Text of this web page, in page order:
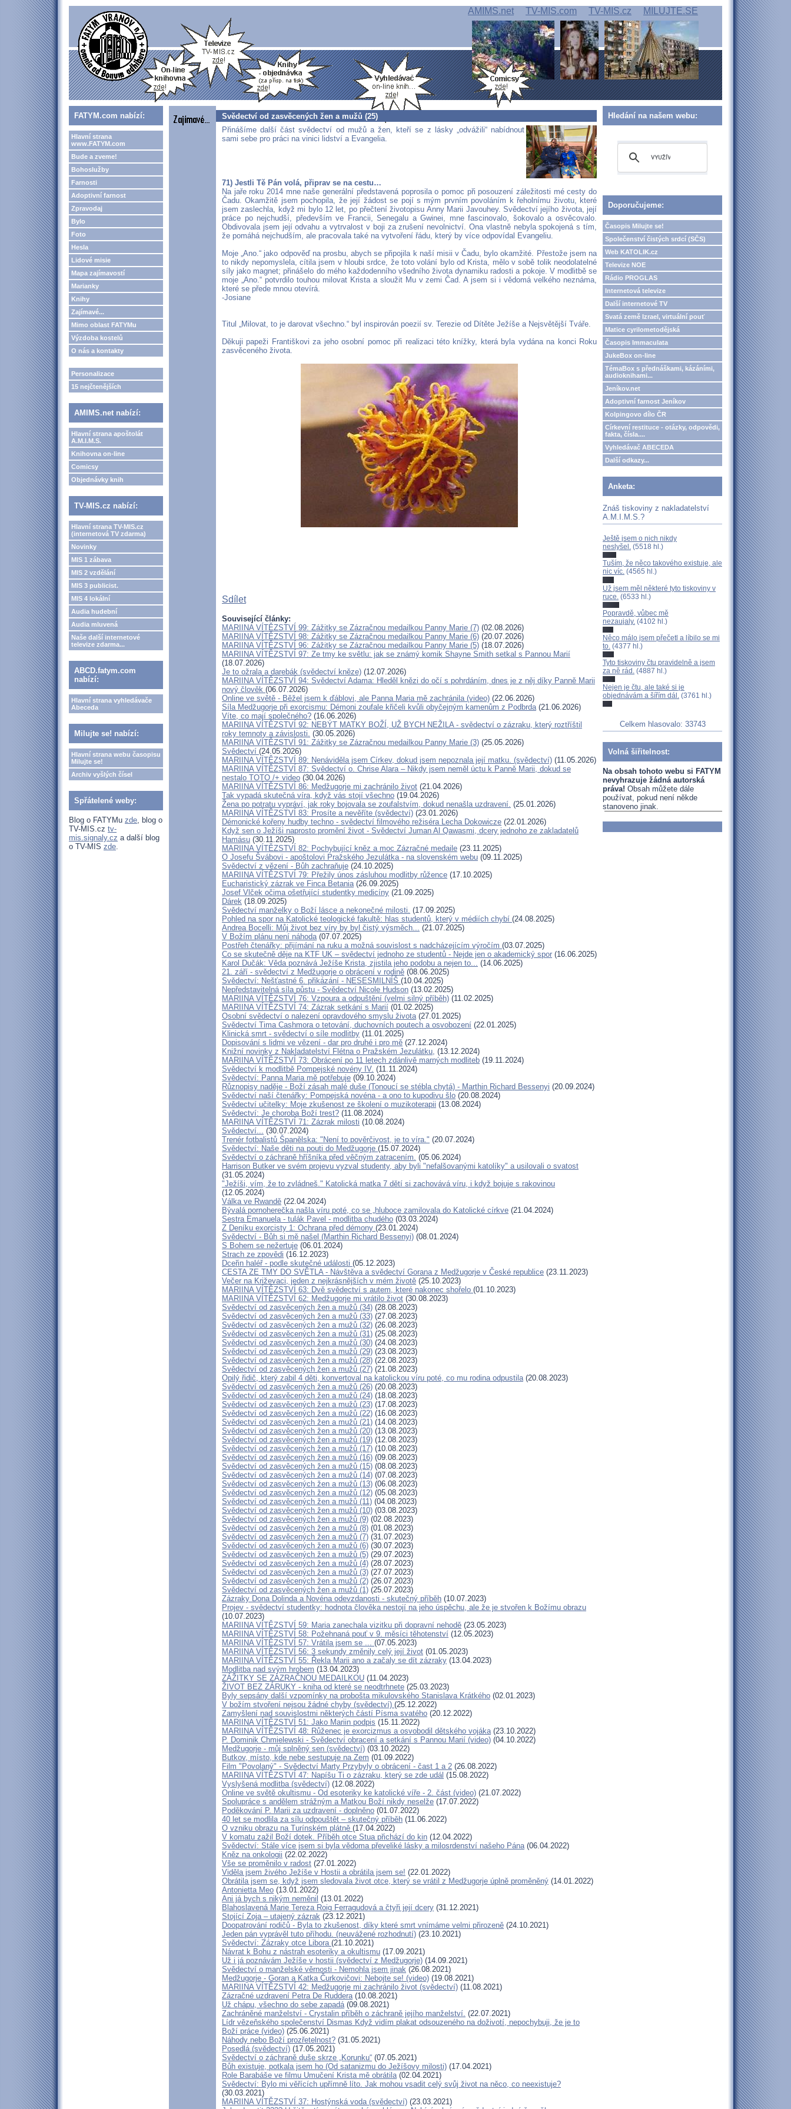
AMIMS.net TV-MIS.com TV-MIS.cz MILUJTE.SE
FATYM.com nabízí:
Hlavní strana
www.FATYM.com
Bude a zveme!
Bohoslužby
Farnosti
Adoptivní farnost
Zpravodaj
Bylo
Foto
Hesla
Lidové misie
Mapa zajímavostí
Marianky
Knihy
Zajímavé...
Mimo oblast FATYMu
Výzdoba kostelů
O nás a kontakty
Personalizace
15 nejčtenějších
AMIMS.net nabízí:
Hlavní strana apoštolát
A.M.I.M.S.
Knihovna on-line
Comicsy
Objednávky knih
TV-MIS.cz nabízí:
Hlavní strana TV-MIS.cz
(internetová TV zdarma)
Novinky
MIS 1 zábava
MIS 2 vzdělání
MIS 3 publicist.
MIS 4 lokální
Audia hudební
Audia mluvená
Naše další internetové
televize zdarma...
ABCD.fatym.com
nabízí:
Hlavní strana vyhledávače
Abeceda
Milujte se! nabízí:
Hlavní strana webu časopisu
Milujte se!
Archiv vyšlých čísel
Spřátelené weby:
Blog o FATYMu zde, blog o
TV-MIS.cz tv-
mis.signaly.cz a další blog
o TV-MIS zde.
Svědectví od zasvěcených žen a mužů (25)
Přinášíme další část svědectví od mužů a žen, kteří se z lásky „odvážili“ nabídnout
sami sebe pro práci na vinici lidství a Evangelia.
71) Jestli Tě Pán volá, připrav se na cestu…
Na jaře roku 2014 mne naše generální představená poprosila o pomoc při posouzení záležitosti mé cesty do
Čadu. Okamžitě jsem pochopila, že její žádost se pojí s mým prvním povoláním k řeholnímu životu, které
jsem zaslechla, když mi bylo 12 let, po přečtení životopisu Anny Marii Javouhey. Svědectví jejího života, její
práce po nejchudší, především ve Francii, Senegalu a Gwinei, mne fascinovalo, šokovalo a osvěcovalo.
Obdivovala jsem její odvahu a vytrvalost v boji za zrušení nevolnictví. Ona vlastně nebyla spokojená s tím,
že pomáhá nejchudším, ale pracovala také na vytvoření řádu, který by více odpovídal Evangeliu.
Moje „Ano.“ jako odpověď na prosbu, abych se připojila k naší misii v Čadu, bylo okamžité. Přestože jsem na
to nikdy nepomyslela, cítila jsem v hloubi srdce, že toto volání bylo od Krista, mělo v sobě tolik neodolatelné
síly jako magnet; přinášelo do mého každodenního všedního života dynamiku radosti a pokoje. V modlitbě se
moje „Ano.“ potvrdilo touhou milovat Krista a sloužit Mu v zemi Čad. A jsem si i vědomá velkého neznáma,
které se přede mnou otevírá.
-Josiane
Titul „Milovat, to je darovat všechno.“ byl inspirován poezií sv. Terezie od Dítěte Ježíše a Nejsvětější Tváře.
Děkuji papeži Františkovi za jeho osobní pomoc při realizaci této knížky, která byla vydána na konci Roku
zasvěceného života.
Sdílet
Související články:
MARIINA VÍTĚZSTVÍ 99: Zážitky se Zázračnou medailkou Panny Marie (7) (02.08.2026)
MARIINA VÍTĚZSTVÍ 98: Zážitky se Zázračnou medailkou Panny Marie (6) (20.07.2026)
MARIINA VÍTĚZSTVÍ 96: Zážitky se Zázračnou medailkou Panny Marie (5) (18.07.2026)
MARIINA VÍTĚZSTVÍ 97: Ze tmy ke světlu: jak se známý komik Shayne Smith setkal s Pannou Marií
(18.07.2026)
Je to ožrala a darebák (svědectví kněze) (12.07.2026)
MARIINA VÍTĚZSTVÍ 94: Svědectví Adama: Hleděl knězi do očí s pohrdáním, dnes je z něj díky Panně Marii
nový člověk (06.07.2026)
Online ve světě - Běžel jsem k ďáblovi, ale Panna Maria mě zachránila (video) (22.06.2026)
Síla Medžugorje při exorcismu: Démoni zoufale křičeli kvůli obyčejným kamenům z Podbrda(21.06.2026)
Víte, co mají společného? (16.06.2026)
MARIINA VÍTĚZSTVÍ 92: NEBÝT MATKY BOŽÍ, UŽ BYCH NEŽILA - svědectví o zázraku, který roztříštil
roky temnoty a závislosti. (30.05.2026)
MARIINA VÍTĚZSTVÍ 91: Zážitky se Zázračnou medailkou Panny Marie (3) (25.05.2026)
Svědectví (24.05.2026)
MARIINA VÍTĚZSTVÍ 89: Nenáviděla jsem Církev, dokud jsem nepoznala její matku. (svědectví) (11.05.2026)
MARIINA VÍTĚZSTVÍ 87: Svědectví o. Chrise Alara – Nikdy jsem neměl úctu k Panně Marii, dokud se
nestalo TOTO /+ video (30.04.2026)
MARIINA VÍTĚZSTVÍ 86: Medžugorje mi zachránilo život (21.04.2026)
Tak vypadá skutečná víra, když vás stojí všechno (19.04.2026)
Žena po potratu vypráví, jak roky bojovala se zoufalstvím, dokud nenašla uzdravení. (25.01.2026)
MARIINA VÍTĚZSTVÍ 83: Prosíte a nevěříte (svědectví) (23.01.2026)
Démonické kořeny hudby techno - svědectví filmového režiséra Lecha Dokowicze (22.01.2026)
Když sen o Ježíši naprosto promění život - Svědectví Juman Al Qawasmi, dcery jednoho ze zakladatelů
Hamásu (30.11.2025)
MARIINA VÍTĚZSTVÍ 82: Pochybující kněz a moc Zázračné medaile (23.11.2025)
O Josefu Švábovi - apoštolovi Pražského Jezulátka - na slovenském webu (09.11.2025)
Svědectví z vězení - Bůh zachraňuje (24.10.2025)
MARIINA VÍTĚZSTVÍ 79: Přežily únos zásluhou modlitby růžence (17.10.2025)
Eucharistický zázrak ve Finca Betania(26.09.2025)
Josef Vlček očima ošetřující studentky medicíny (21.09.2025)
Dárek (18.09.2025)
Svědectví manželky o Boží lásce a nekonečné milosti. (17.09.2025)
Pohled na spor na Katolické teologické fakultě: hlas studentů, který v médiích chybí (24.08.2025)
Andrea Bocelli: Můj život bez víry by byl čistý výsměch... (21.07.2025)
V Božím plánu není náhoda(07.07.2025)
Postřeh čtenářky: přijímání na ruku a možná souvislost s nadcházejícím výročím (03.07.2025)
Co se skutečně děje na KTF UK – svědectví jednoho ze studentů - Nejde jen o akademický spor (16.06.2025)
Karol Dučák: Věda poznává Ježíše Krista, zjistila jeho podobu a nejen to... (14.06.2025)
21. září - svědectví z Medžugorje o obrácení v rodině (08.06.2025)
Svědectví: Nešťastné 6. přikázání - NESESMILNÍŠ (10.04.2025)
Nepředstavitelná síla půstu - Svědectví Nicole Hudson (13.02.2025)
MARIINA VÍTĚZSTVÍ 76: Vzpoura a odpuštění (velmi silný příběh) (11.02.2025)
MARIINA VÍTĚZSTVÍ 74: Zázrak setkání s Marií (01.02.2025)
Osobní svědectví o nalezení opravdového smyslu života(27.01.2025)
Svědectví Tima Cashmora o tetování, duchovních poutech a osvobození (22.01.2025)
Klinická smrt - svědectví o síle modlitby (11.01.2025)
Dopisování s lidmi ve vězení - dar pro druhé i pro mě (27.12.2024)
Knižní novinky z Nakladatelství Flétna o Pražském Jezulátku, (13.12.2024)
MARIINA VÍTĚZSTVÍ 73: Obrácení po 11 letech zdánlivě marných modliteb (19.11.2024)
Svědectví k modlitbě Pompejské novény IV. (11.11.2024)
Svědectví: Panna Maria mě potřebuje (09.10.2024)
Různopisy naděje - Boží zásah malé duše (Tonoucí se stébla chytá) - Marthin Richard Bessenyi (20.09.2024)
Svědectví naší čtenářky: Pompejská novéna - a ono to kupodivu šlo (20.08.2024)
Svědectví učitelky: Moje zkušenost ze školení o muzikoterapii (13.08.2024)
Svědectví: Je choroba Boží trest? (11.08.2024)
MARIINA VÍTĚZSTVÍ 71: Zázrak milosti (10.08.2024)
Svědectví... (30.07.2024)
Trenér fotbalistů Španělska: "Není to pověrčivost, je to víra." (20.07.2024)
Svědectví: Naše děti na pouti do Medžugorje (15.07.2024)
Svědectví o záchraně hříšníka před věčným zatracením. (05.06.2024)
Harrison Butker ve svém projevu vyzval studenty, aby byli "nefalšovanými katolíky" a usilovali o svatost
(31.05.2024)
"Ježíši, vím, že to zvládneš." Katolická matka 7 dětí si zachovává víru, i když bojuje s rakovinou
(12.05.2024)
Válka ve Rwandě (22.04.2024)
Bývalá pornoherečka našla víru poté, co se „hluboce zamilovala do Katolické církve (21.04.2024)
Sestra Emanuela - tulák Pavel - modlitba chudého (03.03.2024)
Z Deníku exorcisty 1: Ochrana před démony (23.01.2024)
Svědectví - Bůh si mě našel (Marthin Richard Bessenyi) (08.01.2024)
S Bohem se nežertuje (06.01.2024)
Strach ze zpovědi (16.12.2023)
Dceřin haléř - podle skutečné události (05.12.2023)
CESTA ZE TMY DO SVĚTLA - Návštěva a svědectví Gorana z Medžugorje v České republice (23.11.2023)
Večer na Križevaci, jeden z nejkrásnějších v mém životě (25.10.2023)
MARIINA VÍTĚZSTVÍ 63: Dvě svědectví s autem, které nakonec shořelo (01.10.2023)
MARIINA VÍTĚZSTVÍ 62: Medžugorje mi vrátilo život (30.08.2023)
Svědectví od zasvěcených žen a mužů (34) (28.08.2023)
Svědectví od zasvěcených žen a mužů (33) (27.08.2023)
Svědectví od zasvěcených žen a mužů (32) (26.08.2023)
Svědectví od zasvěcených žen a mužů (31) (25.08.2023)
Svědectví od zasvěcených žen a mužů (30) (24.08.2023)
Svědectví od zasvěcených žen a mužů (29) (23.08.2023)
Svědectví od zasvěcených žen a mužů (28) (22.08.2023)
Svědectví od zasvěcených žen a mužů (27) (21.08.2023)
Opilý řidič, který zabil 4 děti, konvertoval na katolickou víru poté, co mu rodina odpustila(20.08.2023)
Svědectví od zasvěcených žen a mužů (26) (20.08.2023)
Svědectví od zasvěcených žen a mužů (24) (18.08.2023)
Svědectví od zasvěcených žen a mužů (23) (17.08.2023)
Svědectví od zasvěcených žen a mužů (22) (16.08.2023)
Svědectví od zasvěcených žen a mužů (21) (14.08.2023)
Svědectví od zasvěcených žen a mužů (20) (13.08.2023)
Svědectví od zasvěcených žen a mužů (19) (12.08.2023)
Svědectví od zasvěcených žen a mužů (17) (10.08.2023)
Svědectví od zasvěcených žen a mužů (16) (09.08.2023)
Svědectví od zasvěcených žen a mužů (15) (08.08.2023)
Svědectví od zasvěcených žen a mužů (14) (07.08.2023)
Svědectví od zasvěcených žen a mužů (13) (06.08.2023)
Svědectví od zasvěcených žen a mužů (12) (05.08.2023)
Svědectví od zasvěcených žen a mužů (11) (04.08.2023)
Svědectví od zasvěcených žen a mužů (10) (03.08.2023)
Svědectví od zasvěcených žen a mužů (9) (02.08.2023)
Svědectví od zasvěcených žen a mužů (8) (01.08.2023)
Svědectví od zasvěcených žen a mužů (7) (31.07.2023)
Svědectví od zasvěcených žen a mužů (6) (30.07.2023)
Svědectví od zasvěcených žen a mužů (5) (29.07.2023)
Svědectví od zasvěcených žen a mužů (4) (28.07.2023)
Svědectví od zasvěcených žen a mužů (3) (27.07.2023)
Svědectví od zasvěcených žen a mužů (2) (26.07.2023)
Svědectví od zasvěcených žen a mužů (1) (25.07.2023)
Zázraky Dona Dolinda a Novéna odevzdanosti - skutečný příběh (10.07.2023)
Projev - svědectví studentky: hodnota člověka nestojí na jeho úspěchu, ale že je stvořen k Božímu obrazu
(10.07.2023)
MARIINA VÍTĚZSTVÍ 59: Maria zanechala vizitku při dopravní nehodě (23.05.2023)
MARIINA VÍTĚZSTVÍ 58: Požehnaná pouť v 9. měsíci těhotenství (12.05.2023)
MARIINA VÍTĚZSTVÍ 57: Vrátila jsem se ... (07.05.2023)
MARIINA VÍTĚZSTVÍ 56: 3 sekundy změnily celý její život (01.05.2023)
MARIINA VÍTĚZSTVÍ 55: Řekla Marii ano a začaly se dít zázraky (13.04.2023)
Modlitba nad svým hrobem (13.04.2023)
ZÁŽITKY SE ZÁZRAČNOU MEDAILKOU (11.04.2023)
ŽIVOT BEZ ZÁRUKY - kniha od které se neodtrhnete (25.03.2023)
Byly sepsány další vzpomínky na probošta mikulovského Stanislava Krátkého (02.01.2023)
V božím stvoření nejsou žádné chyby (svědectví) (25.12.2022)
Zamyšlení nad souvislostmi některých částí Písma svatého (20.12.2022)
MARIINA VÍTĚZSTVÍ 51: Jako Mariin podpis (15.11.2022)
MARIINA VÍTĚZSTVÍ 48: Růženec je exorcizmus a osvobodil dětského vojáka(23.10.2022)
P. Dominik Chmielewski - Svědectví obracení a setkání s Pannou Marií (video) (04.10.2022)
Medžugorje - můj splněný sen (svědectví) (03.10.2022)
Butkov, místo, kde nebe sestupuje na Zem (01.09.2022)
Film "Povolaný" - Svědectví Marty Przybyly o obrácení - čast 1 a 2 (26.08.2022)
MARIINA VÍTĚZSTVÍ 47: Napíšu Ti o zázraku, který se zde udál (15.08.2022)
Vyslyšená modlitba (svědectví) (12.08.2022)
Online ve světě okultismu - Od esoteriky ke katolické víře - 2. část (video) (21.07.2022)
Spolupráce s andělem strážným a Matkou Boží nikdy neselže (17.07.2022)
Poděkování P. Marii za uzdravení - doplněno (01.07.2022)
40 let se modlila za sílu odpouštět – skutečný příběh (11.06.2022)
O vzniku obrazu na Turínském plátně (17.04.2022)
V komatu zažil Boží dotek. Příběh otce Stua přichází do kin (12.04.2022)
Svědectví: Stále více jsem si byla vědoma převeliké lásky a milosrdenství našeho Pána(06.04.2022)
Kněz na onkologii (22.02.2022)
Vše se proměnilo v radost (27.01.2022)
Viděla jsem živého Ježíše v Hostii a obrátila jsem se! (22.01.2022)
Obrátila jsem se, když jsem sledovala život otce, který se vrátil z Medžugorje úplně proměněný (14.01.2022)
Antonietta Meo (13.01.2022)
Ani já bych s nikým neměnil (13.01.2022)
Blahoslavená Marie Tereza Roig Ferragudová a čtyři její dcery (31.12.2021)
Stojící Zoja – utajený zázrak (23.12.2021)
Doopatrování rodičů - Byla to zkušenost, díky které smrt vnímáme velmi přirozeně (24.10.2021)
Jeden pán vyprávěl tuto příhodu. (neuvážené rozhodnutí) (23.10.2021)
Svědectví: Zázraky otce Libora (21.10.2021)
Návrat k Bohu z nástrah esoteriky a okultismu (17.09.2021)
Už i já poznávám Ježíše v hostii (svědectví z Medžugorje) (14.09.2021)
Svědectví o manželské věrnosti - Nemohla jsem jinak (26.08.2021)
Medžugorje - Goran a Katka Čurkovičovi: Nebojte se! (video) (19.08.2021)
MARIINA VÍTĚZSTVÍ 42: Medžugorje mi zachránilo život (svědectví) (11.08.2021)
Zázračné uzdravení Petra De Ruddera(10.08.2021)
Už chápu, všechno do sebe zapadá(09.08.2021)
Zachráněné manželství - Crystalin příběh o záchraně jejího manželství. (22.07.2021)
Lídr vězeňského společenství Dismas Když vidím plakat odsouzeného na doživotí, nepochybuji, že je to
Boží práce (video) (25.06.2021)
Náhody nebo Boží prozřetelnost? (31.05.2021)
Posedlá (svědectví) (17.05.2021)
Svědectví o záchraně duše skrze „Korunku“ (07.05.2021)
Bůh existuje, potkala jsem ho (Od satanizmu do Ježíšovy milosti) (17.04.2021)
Role Barabáše ve filmu Umučení Krista mě obrátila(02.04.2021)
Svědectví: Bylo mi věřících upřímně líto. Jak mohou vsadit celý svůj život na něco, co neexistuje?
(30.03.2021)
MARIINA VÍTĚZSTVÍ 37: Hostýnská voda (svědectví) (23.03.2021)
Hledání na našem webu:
Doporučujeme:
Časopis Milujte se!
Společenství čistých srdcí (SČS)
Web KATOLIK.cz
Televize NOE
Rádio PROGLAS
Internetová televize
Další internetové TV
Svatá země Izrael, virtuální pouť
Matice cyrilometodějská
Časopis Immaculata
JukeBox on-line
TémaBox s přednáškami, kázáními,
audioknihami...
Jeníkov.net
Adoptivní farnost Jeníkov
Kolpingovo dílo ČR
Církevní restituce - otázky, odpovědi,
fakta, čísla....
Vyhledávač ABECEDA
Další odkazy...
Anketa:
Znáš tiskoviny z nakladatelství
A.M.I.M.S.?
Ještě jsem o nich nikdy
neslyšel. (5518 hl.)
Tuším, že něco takového existuje, ale
nic víc. (4565 hl.)
Už jsem měl některé tyto tiskoviny v
ruce. (6533 hl.)
Popravdě, vůbec mě
nezaujaly. (4102 hl.)
Něco málo jsem přečetl a líbilo se mi
to. (4377 hl.)
Tyto tiskoviny čtu pravidelně a jsem
za ně rád. (4887 hl.)
Nejen je čtu, ale také si je
objednávám a šířím dál. (3761 hl.)
Celkem hlasovalo: 33743
Volná šiřitelnost:
Na obsah tohoto webu si FATYM
nevyhrazuje žádná autorská
práva! Obsah můžete dále
používat, pokud není někde
stanoveno jinak.